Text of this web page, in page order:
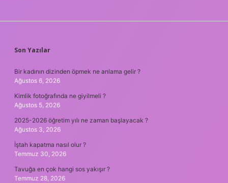
SIDEBAR
Son Yazılar
Bir kadının dizinden öpmek ne anlama gelir ?
Ağustos 6, 2026
Kimlik fotoğrafında ne giyilmeli ?
Ağustos 5, 2026
2025-2026 öğretim yılı ne zaman başlayacak ?
Ağustos 3, 2026
İştah kapatma nasıl olur ?
Temmuz 30, 2026
Tavuğa en çok hangi sos yakışır ?
Temmuz 28, 2026